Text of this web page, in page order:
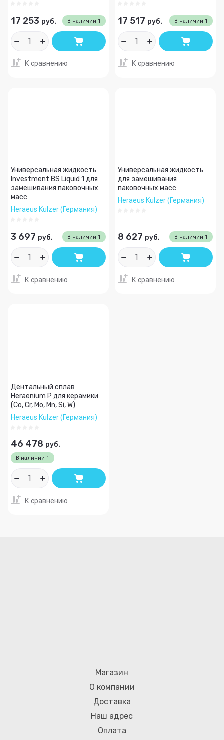
В наличии 1
17 253 руб.
К сравнению
В наличии 1
17 517 руб.
К сравнению
Универсальная жидкость
Investment BS Liquid 1 для
замешивания паковочных
масс
Heraeus Kulzer (Германия)
В наличии 1
3 697 руб.
К сравнению
Универсальная жидкость
для замешивания
паковочных масс
Heraeus Kulzer (Германия)
В наличии 1
8 627 руб.
К сравнению
Дентальный сплав
Heraenium P для керамики
(Co, Cr, Mo, Mn, Si, W)
Heraeus Kulzer (Германия)
В наличии 1
46 478 руб.
К сравнению
Магазин
О компании
Доставка
Наш адрес
Оплата